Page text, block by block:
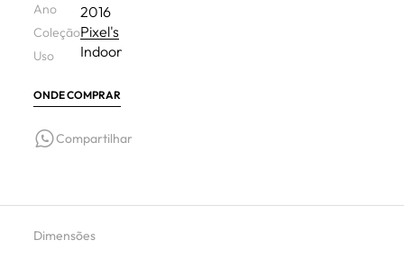
Ano
Coleção
Uso
2016
Pixel's
Indoor
ONDE COMPRAR
Compartilhar
Dimensões